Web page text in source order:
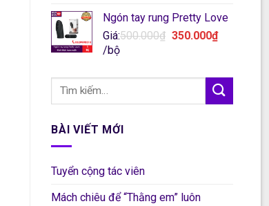
300.000₫.
tại
là:
120.000₫.
Ngón tay rung Pretty Love
Giá:500.000₫ Giá
500.000₫.
350.000₫
Giá
tại
là:
350.000₫.
/bộ
BÀI VIẾT MỚI
Tuyển cộng tác viên
Mách chiêu để “Thằng em” luôn